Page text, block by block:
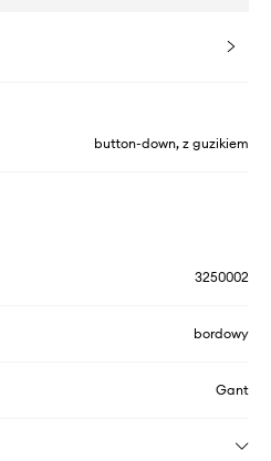
button-down, z guzikiem
3250002
bordowy
Gant